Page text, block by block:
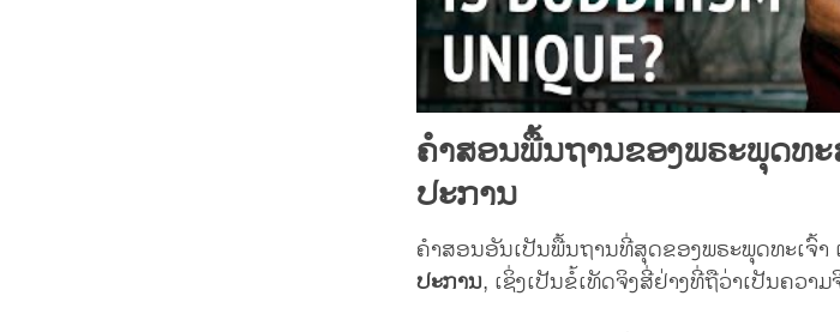
ຄຳສອນພື້ນຖານຂອງພຣະພຸດທ
ປະການ
ຄຳສອນອັນເປັນພື້ນຖານທີ່ສຸດຂອງພຣະພຸດທະເຈົ້
ປະການ, ເຊິ່ງເປັນຂໍ້ເທັດຈິງສີ່ຢ່າງທີ່ຖືວ່າເປັນຄວາ